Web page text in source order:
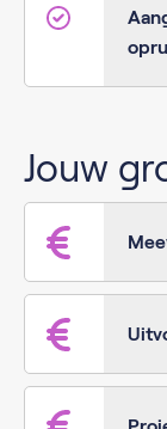
Jouw